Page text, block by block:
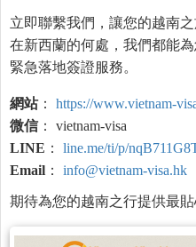
立即聯繫我們，讓您的越南
在新西蘭的何處，我們都能
緊急落地簽證服務。
網站： https://www.vietnam-
微信： vietnam-visa
LINE ： line.me/ti/p/
Email ： info@vietnam-visa.hk
期待為您的越南之行提供最貼